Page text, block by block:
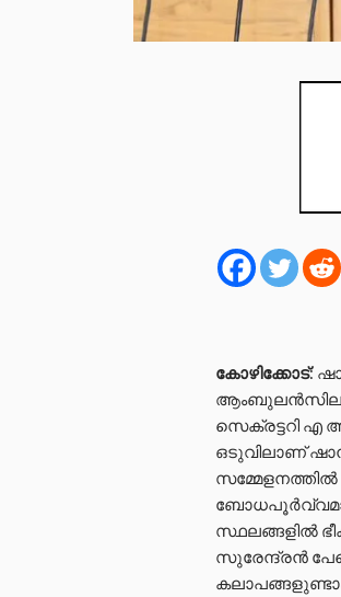
കോഴിക്കോട്:
സെക്രട്ടറി
ഒടുവിലാണ് ഷാൻ
സ്ഥലങ്ങളിൽ
സുരേന്ദ്രൻ